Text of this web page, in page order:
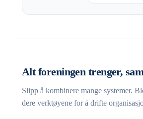
Alt foreningen trenger,
Slipp å kombinere mange systemer.
dere verktøyene for å drifte